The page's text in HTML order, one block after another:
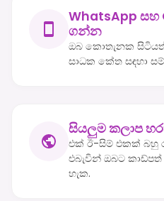
WhatsApp සහ
ගන්න
ඔබ කොතැනක
සාධක කේත සඳහා
සියලුම කලාප
එක් ඊ-සිම් එකක් බහු
එබැවින් ඔබට
හැක.